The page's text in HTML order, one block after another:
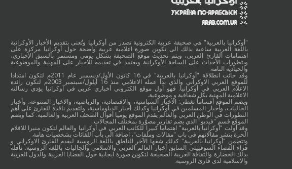
"أوكرانيا بالعربية" هي صحيفة عربية الكترونية تصدر من أوكرانيا وتُعنى بتقديم الأخبار الأوكرانية
باللغة العربية ساعية بذلك الى تكوين صورة اعلامية عربية واضحة حول أوكرانيا مركزة على
اهتمامات القارئ العربي، ويتم تحديث موقع الصحيفة بشكل يومي ومستمر بالسبق الإخباري،
وبتطورات الأحداث على الساحة الأوكرانية ويعتمد في تقديمه للاخبار على المهنية والموضوعية
والحيادية التامة.
وقد جائت انطلاقة "أوكرانيا بالعربية" في 16 كانون الأول/ديسمبر عام 2011م لتكون امتدادا
للموقع العربي الاوكراني والذي بدأ عمله الاعلامي منذ 16 أيلول/سبتمبر 2003م لتكون رائدة
الاعلام العربي في أوكرانيا. فهو أول موقع الكتروني أخباري عربي في أوكرانيا يؤدي رسالته
الاعلامية المهنية بكل شفافية و موضوعية.
ويضم الموقع أقساماً تغطي: الأخبار السياسية، والاقتصادية، والرياضية، والاخبار المتنوعة، وأخبار
الجاليات، وأخبار المسلمين في أوكرانيا وكذلك أخبار الدبلوماسية، ولتقديم نافذة للقارئ على أهم
التطورات في الوطن العربي والعالم يقدم الموقع يوميا أقوال الصحف العربية والعالمية. كما ويضم
الموقع قسم "فيديو" الذي يضم تقارير مصوَّرة بمختلف المجالات.
وقد أولت "أوكرانيا بالعربية" اهتماما كبيرا للكاتب العربي في أوكرانيا والعالم لتكون منبرا للاقلام
الحرة بنشر مقالاتهم في باب "مقالات وملفات"، اضافة الى باب اللقائات بشخصيات هامة.
وتتضمن "أوكرانيا بالعربية" كذلك شقها الآخر الناطق باللغة الروسية ليقدم للقارئ الاوكراني و
قراء الفضاء السوفييتي السابق أخبار العالم العربي والاسلامي والجاليات باللغة الروسية. ناقلة
بذلك الحضارة والثقافة العربية الصحيحة لتكوين صورة ايجابية حول القضايا العربية والدول العربية
والاسلامية لدى قارئ الروسية.